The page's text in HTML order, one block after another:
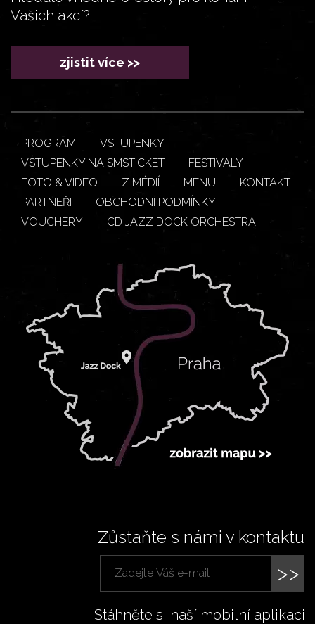
Vašich akcí?
zjistit více >>
PROGRAM
VSTUPENKY
VSTUPENKY NA SMSTICKET
FESTIVALY
FOTO & VIDEO
Z MÉDIÍ MENU
KONTAKT
PARTNEŘI
OBCHODNÍ PODMÍNKY
VOUCHERY
CD JAZZ DOCK ORCHESTRA
Zůstaňte s námi v kontaktu
>>
Stáhněte si naší mobilní aplikaci